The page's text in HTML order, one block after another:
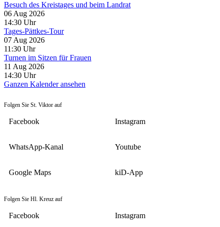
Besuch des Kreistages und beim Landrat
06 Aug 2026
14:30 Uhr
Tages-Pättkes-Tour
07 Aug 2026
11:30 Uhr
Turnen im Sitzen für Frauen
11 Aug 2026
14:30 Uhr
Ganzen Kalender ansehen
Folgen Sie St. Viktor auf
Facebook Instagram
WhatsApp-Kanal Youtube
Google Maps kiD-App
Folgen Sie Hl. Kreuz auf
Facebook Instagram